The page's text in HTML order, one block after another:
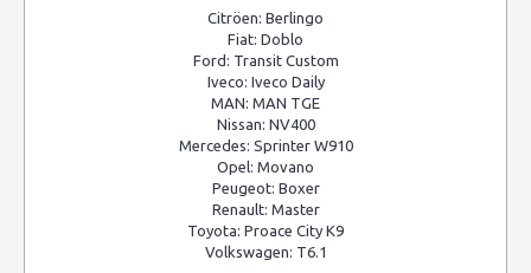
Citröen: Berlingo
Fiat: Doblo
Ford: Transit Custom
Iveco: Iveco Daily
MAN: MAN TGE
Nissan: NV400
Mercedes: Sprinter W910
Opel: Movano
Peugeot: Boxer
Renault: Master
Toyota: Proace City K9
Volkswagen: T6.1